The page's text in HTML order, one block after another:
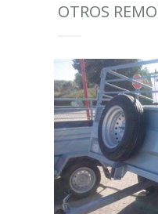
OTROS